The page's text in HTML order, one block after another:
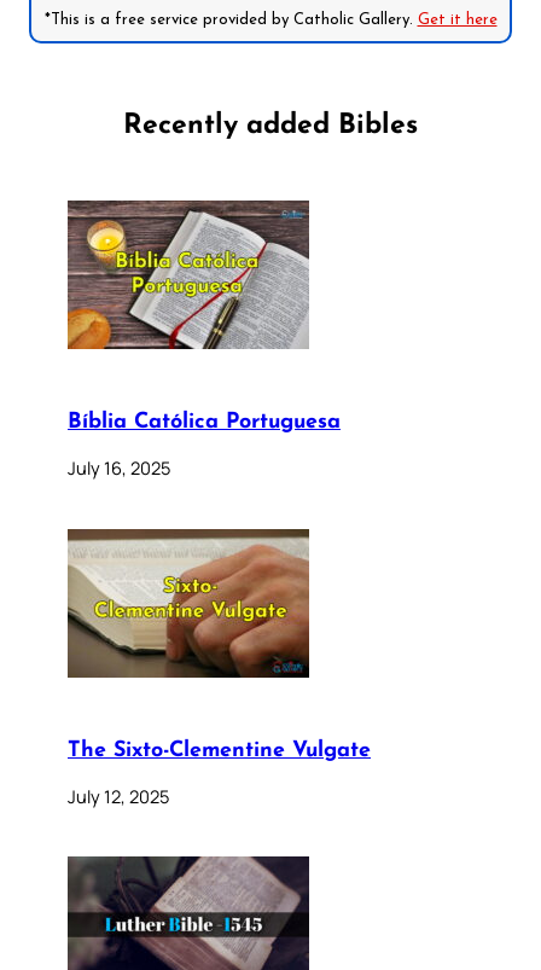
*This is a free service provided by Catholic Gallery. Get it here
Recently added Bibles
Bíblia Católica Portuguesa
July 16, 2025
The Sixto-Clementine Vulgate
July 12, 2025